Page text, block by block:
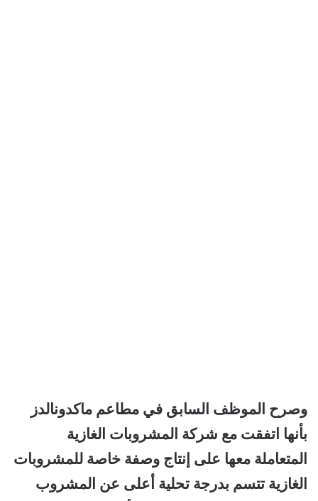
وصرح الموظف السابق في مطاعم ماكدونالدز
بأنها اتفقت مع شركة المشروبات الغازية
المتعاملة معها على إنتاج وصفة خاصة للمشروبات
الغازية تتسم بدرجة تحلية أعلى عن المشروب